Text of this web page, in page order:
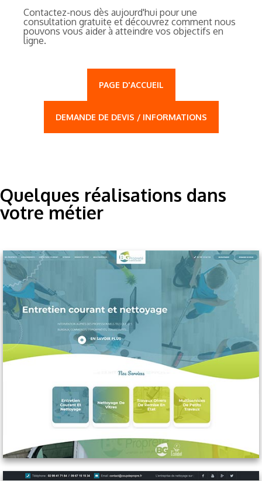
Contactez-nous dès aujourd'hui pour une
consultation gratuite et découvrez comment nous
pouvons vous aider à atteindre vos objectifs en
ligne.
PAGE D'ACCUEIL
DEMANDE DE DEVIS / INFORMATIONS
Quelques réalisations dans
votre métier